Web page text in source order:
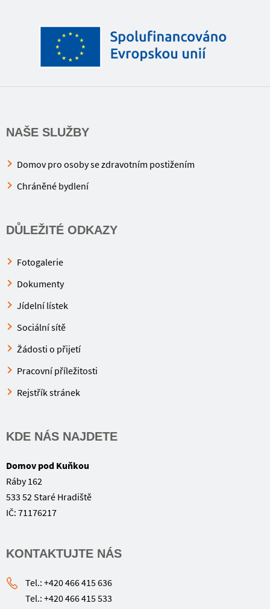
NAŠE SLUŽBY
Domov pro osoby se zdravotním postižením
Chráněné bydlení
DŮLEŽITÉ ODKAZY
Fotogalerie
Dokumenty
Jídelní lístek
Sociální sítě
Žádosti o přijetí
Pracovní příležitosti
Rejstřík stránek
KDE NÁS NAJDETE
Domov pod Kuňkou
Ráby 162
533 52 Staré Hradiště
IČ: 71176217
KONTAKTUJTE NÁS
Tel.: +420 466 415 636
Tel.: +420 466 415 533